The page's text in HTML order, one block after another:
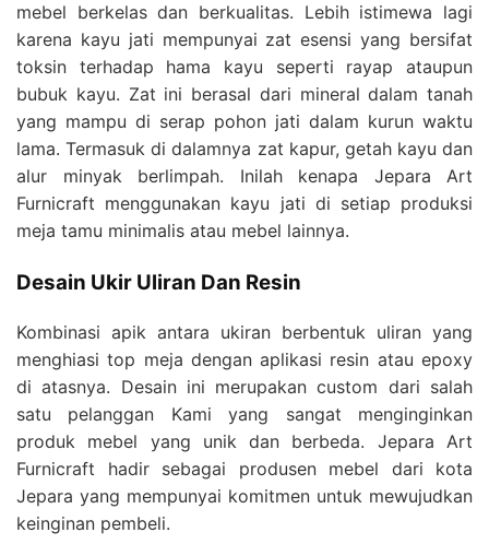
mebel berkelas dan berkualitas. Lebih istimewa lagi
karena kayu jati mempunyai zat esensi yang bersifat
toksin terhadap hama kayu seperti rayap ataupun
bubuk kayu. Zat ini berasal dari mineral dalam tanah
yang mampu di serap pohon jati dalam kurun waktu
lama. Termasuk di dalamnya zat kapur, getah kayu dan
alur minyak berlimpah. Inilah kenapa Jepara Art
Furnicraft menggunakan kayu jati di setiap produksi
meja tamu minimalis atau mebel lainnya.
Desain Ukir Uliran Dan Resin
Kombinasi apik antara ukiran berbentuk uliran yang
menghiasi top meja dengan aplikasi resin atau epoxy
di atasnya. Desain ini merupakan custom dari salah
satu pelanggan Kami yang sangat menginginkan
produk mebel yang unik dan berbeda. Jepara Art
Furnicraft hadir sebagai produsen mebel dari kota
Jepara yang mempunyai komitmen untuk mewujudkan
keinginan pembeli.